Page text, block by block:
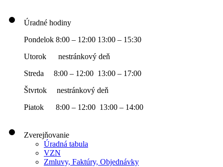
Úradné hodiny
Pondelok 8:00 – 12:00 13:00 – 15:30
Utorok nestránkový deň
Streda 8:00 – 12:00 13:00 – 17:00
Štvrtok nestránkový deň
Piatok 8:00 – 12:00 13:00 – 14:00
Zverejňovanie
Úradná tabula
VZN
Zmluvy, Faktúry, Objednávky